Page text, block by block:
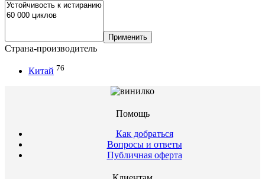
Применить
Страна-производитель
Китай 76
Помощь
Как добраться
Вопросы и ответы
Публичная оферта